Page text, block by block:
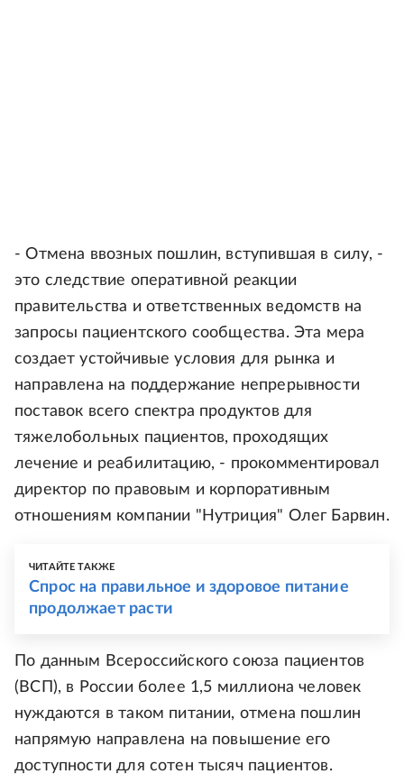
- Отмена ввозных пошлин, вступившая в силу, -
это следствие оперативной реакции
правительства и ответственных ведомств на
запросы пациентского сообщества. Эта мера
создает устойчивые условия для рынка и
направлена на поддержание непрерывности
поставок всего спектра продуктов для
тяжелобольных пациентов, проходящих
лечение и реабилитацию, - прокомментировал
директор по правовым и корпоративным
отношениям компании "Нутриция" Олег Барвин.
ЧИТАЙТЕ ТАКЖЕ
Спрос на правильное и здоровое питание
продолжает расти
По данным Всероссийского союза пациентов
(ВСП), в России более 1,5 миллиона человек
нуждаются в таком питании, отмена пошлин
напрямую направлена на повышение его
доступности для сотен тысяч пациентов.